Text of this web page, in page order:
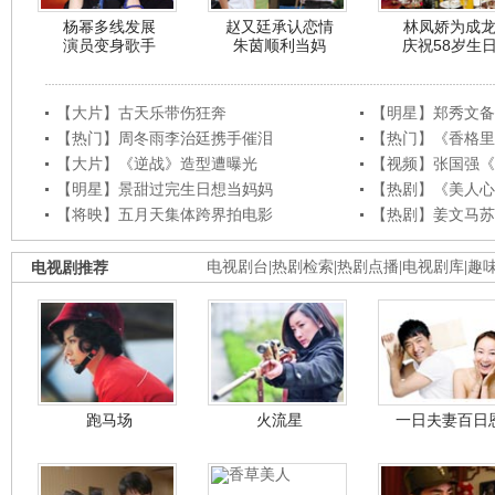
杨幂多线发展
演员变身歌手
赵又廷承认恋情
朱茵顺利当妈
林凤娇为成龙
庆祝58岁生
【大片】古天乐带伤狂奔
【明星】郑秀文
【热门】周冬雨李治廷携手催泪
【热门】《香格
【大片】《逆战》造型遭曝光
【视频】张国强
【明星】景甜过完生日想当妈妈
【热剧】《美人
【将映】五月天集体跨界拍电影
【热剧】姜文马
电视剧台 热剧检索 热剧点播 电视剧库 趣
电视剧推荐
跑马场 火流星 一日夫妻百日